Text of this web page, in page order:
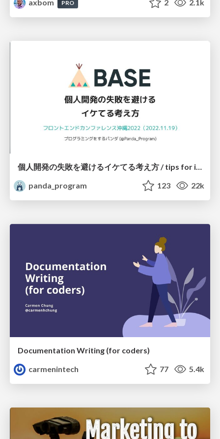
axbom
PRO 2 2.1k
個人開発の失敗を避けるイケてる考え方 / tips for indie hackers
panda_program
123 22k
Documentation Writing (for coders)
carmenintech
77 5.4k